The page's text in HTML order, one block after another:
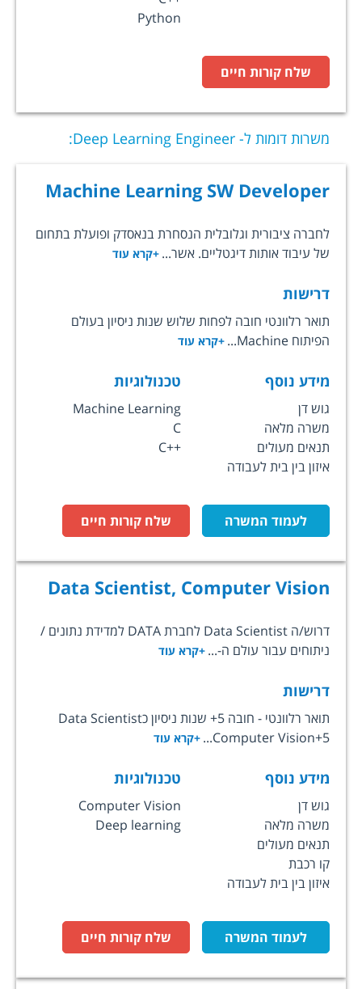
Python
שלח קורות חיים
משרות דומות ל- Deep Learning Engineer
:
Machine Learning SW Developer
לחברה ציבורית וגלובלית הנסחרת בנאסדק ופועלת בתחום
של עיבוד אותות דיגטליים. אשר... +קרא עוד
דרישות
תואר רלוונטי חובה לפחות שלוש שנות ניסיון בעולם
הפיתוח Machine...
+קרא עוד
מידע נוסף
גוש דן
משרה מלאה
תנאים מעולים
איזון בין בית לעבודה
טכנולוגיות
Machine Learning
C
C++
לעמוד המשרה שלח קורות חיים
Data Scientist, Computer Vision
דרוש/ה Data Scientist לחברת DATA למדידת נתונים /
ניתוחים עבור עולם ה-... +קרא עוד
דרישות
תואר רלוונטי - חובה 5+ שנות ניסיון כData Scientist
Computer Vision+5...
+קרא עוד
מידע נוסף
גוש דן
משרה מלאה
תנאים מעולים
קו רכבת
איזון בין בית לעבודה
טכנולוגיות
Computer Vision
Deep learning
לעמוד המשרה שלח קורות חיים